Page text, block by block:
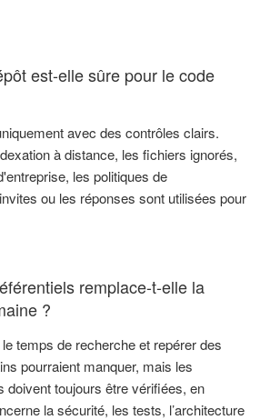
est-elle sûre pour le code
avec des contrôles clairs.
à distance, les fichiers ignorés,
les politiques de
ou les réponses sont utilisées pour
remplace-t-elle la
?
temps de recherche et repérer des
pourraient manquer, mais les
doivent toujours être vérifiées, en
la sécurité, les tests, l’architecture